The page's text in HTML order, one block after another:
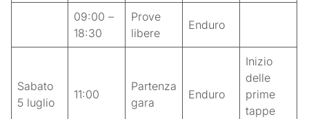
09:00 –
18:30
Prove
libere
Enduro
Sabato
5 luglio
11:00
Partenza
gara
Enduro
Inizio
delle
prime
tappe